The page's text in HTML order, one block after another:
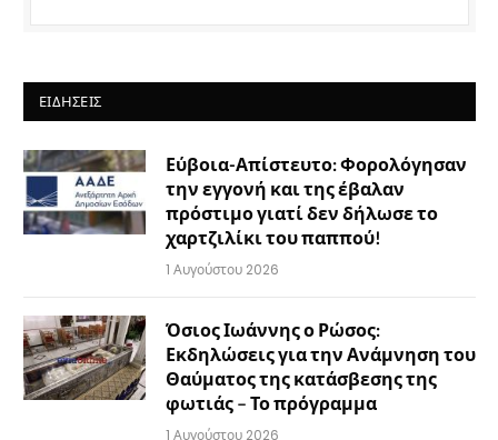
ΕΙΔΉΣΕΙΣ
Εύβοια-Απίστευτο: Φορολόγησαν
την εγγονή και της έβαλαν
πρόστιμο γιατί δεν δήλωσε το
χαρτζιλίκι του παππού!
1 Αυγούστου 2026
Όσιος Ιωάννης ο Ρώσος:
Εκδηλώσεις για την Ανάμνηση του
Θαύματος της κατάσβεσης της
φωτιάς – Το πρόγραμμα
1 Αυγούστου 2026